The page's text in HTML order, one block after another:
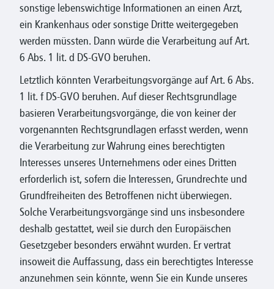
sonstige lebenswichtige Informationen an einen Arzt,
ein Krankenhaus oder sonstige Dritte weitergegeben
werden müssten. Dann würde die Verarbeitung auf Art.
6 Abs. 1 lit. d DS-GVO beruhen.
Letztlich könnten Verarbeitungsvorgänge auf Art. 6 Abs.
1 lit. f DS-GVO beruhen. Auf dieser Rechtsgrundlage
basieren Verarbeitungsvorgänge, die von keiner der
vorgenannten Rechtsgrundlagen erfasst werden, wenn
die Verarbeitung zur Wahrung eines berechtigten
Interesses unseres Unternehmens oder eines Dritten
erforderlich ist, sofern die Interessen, Grundrechte und
Grundfreiheiten des Betroffenen nicht überwiegen.
Solche Verarbeitungsvorgänge sind uns insbesondere
deshalb gestattet, weil sie durch den Europäischen
Gesetzgeber besonders erwähnt wurden. Er vertrat
insoweit die Auffassung, dass ein berechtigtes Interesse
anzunehmen sein könnte, wenn Sie ein Kunde unseres